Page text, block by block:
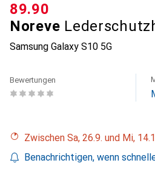
Noreve
Samsung Galaxy S10 5G
CHF
89.90
Bewertungen
Zwischen Sa, 26.9. und Mi,
Benachrichtigen, wenn